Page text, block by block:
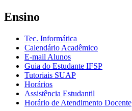
Ensino
Tec. Informática
Calendário Acadêmico
E-mail Alunos
Guia do Estudante IFSP
Tutoriais SUAP
Horários
Assistência Estudantil
Horário de Atendimento Docente